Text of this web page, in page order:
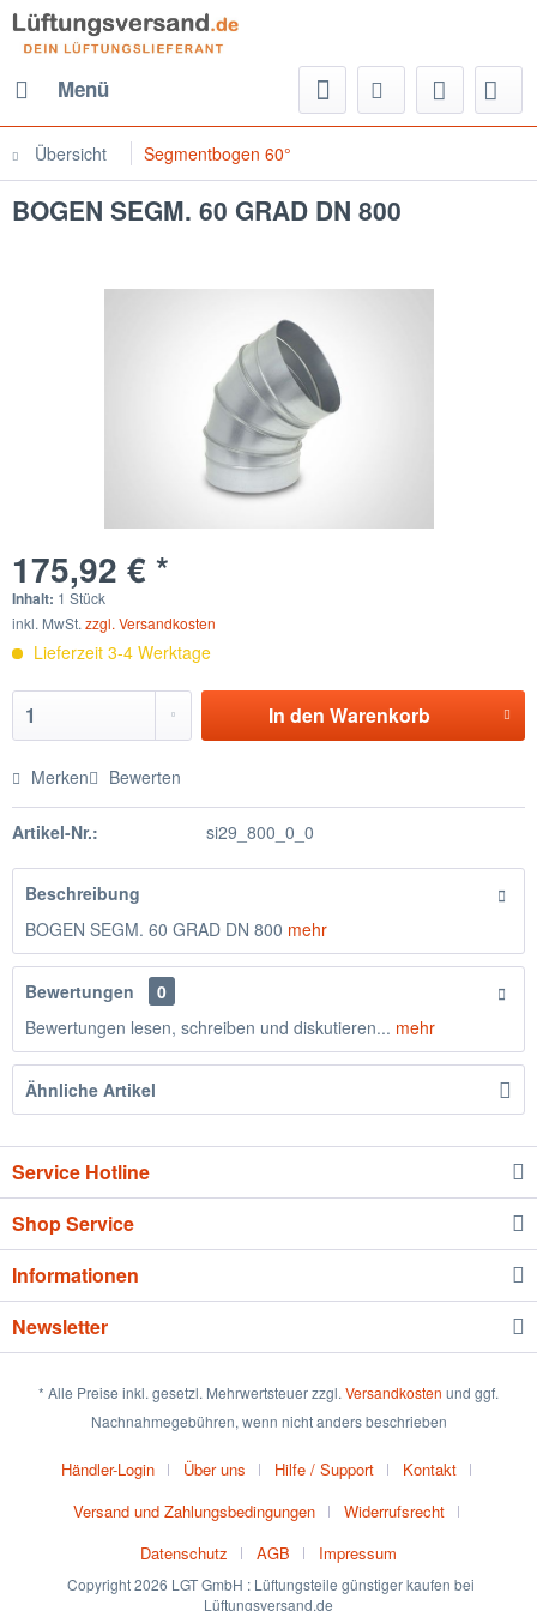
Menü
Übersicht Segmentbogen 60°
BOGEN SEGM. 60 GRAD DN 800
175,92 € *
Inhalt: 1 Stück
inkl. MwSt. zzgl. Versandkosten
Lieferzeit 3-4 Werktage
In den Warenkorb
Merken Bewerten
Artikel-Nr.: si29_800_0_0
Beschreibung
BOGEN SEGM. 60 GRAD DN 800 mehr
Bewertungen
0
Bewertungen lesen, schreiben und diskutieren... mehr
Ähnliche Artikel
Service Hotline
Shop Service
Informationen
Newsletter
* Alle Preise inkl. gesetzl. Mehrwertsteuer zzgl. Versandkosten und ggf.
Nachnahmegebühren, wenn nicht anders beschrieben
Händler-Login Über uns Hilfe / Support
Kontakt
Versand und Zahlungsbedingungen
Widerrufsrecht
Datenschutz
AGB Impressum
Copyright 2026 LGT GmbH : Lüftungsteile günstiger kaufen bei
Lüftungsversand.de